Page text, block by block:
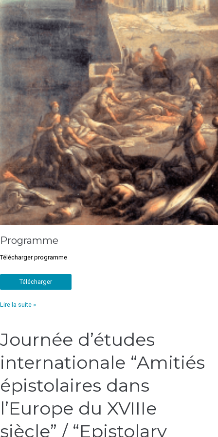
La pandémie Covid-19 actuelle et la crise sanitaire qui en découle ne sont en
rien une nouveauté au regard de l’histoire. Le monde a connu maintes
épidémies (pestes, choléra, typhus…) qui ont décimé les populations. À
chaque fois, il a fallu prendre en charge les victimes, s’occuper de
l’inhumation des corps et reconstruire physiquement et moralement la Cité,
tout en prenant en compte l’émotion des populations citadines et de leurs
édiles face aux pertes humaines et à la souffrance. Toute épidémie a
néanmoins toujours un caractère inédit. Les réactions émotionnelles face au
fléau sont étroitement liées à la gestion que les gouvernements locaux ou
nationaux mettent en place, à la façon dont on va tenter de contenir ou à
l’inverse d’exacerber la peur pour mieux contrôler la population à défaut de
pouvoir le faire de l’épidémie. C’est cette perspective au croisement de
l’histoire de la médecine, de l’histoire des émotions et de l’histoire des
mentalités que cette journée d’études propose d’aborder à travers des
exemples de villes-centre qui connurent des vagues épidémiques à l’époque
moderne ou contemporaine.
Programme
Télécharger programme
Télécharger
Lire la suite »
Journée d’études
internationale “Amitiés
épistolaires dans
l’Europe du XVIIIe
siècle” / “Epistolary
Journée
d’études
internationale
“Amitiés
épistolaires
dans
l’Europe
XVIIIe
siècle”